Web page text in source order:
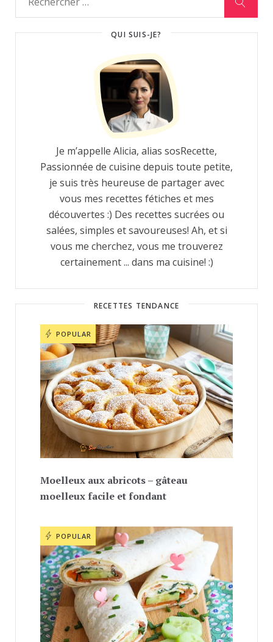
QUI SUIS-JE?
Je m’appelle Alicia, alias sosRecette,
Passionnée de cuisine depuis toute petite,
je suis très heureuse de partager avec
vous mes recettes fétiches et mes
découvertes :) Des recettes sucrées ou
salées, simples et savoureuses! Ah, et si
vous me cherchez, vous me trouverez
certainement ... dans ma cuisine! :)
RECETTES TENDANCE
POPULAR
Moelleux aux abricots – gâteau
moelleux facile et fondant
POPULAR